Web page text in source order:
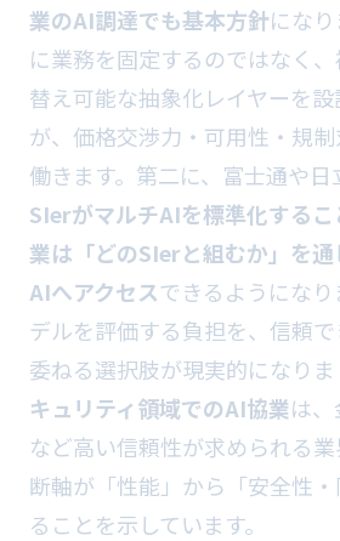
業のAI調達でも基本方針にな
に業務を固定するのではなく
替え可能な抽象化レイヤーを設
が、価格交渉力・可用性・規
働きます。第二に、富士通や日
SIerがマルチAIを標準化する
業は「どのSIerと組むか」を
AIへアクセスできるようにな
デルを評価する負担を、信頼
委ねる選択肢が現実的になりま
キュリティ領域でのAI協業は
など高い信頼性が求められる
断軸が「性能」から「安全性
ることを示しています。